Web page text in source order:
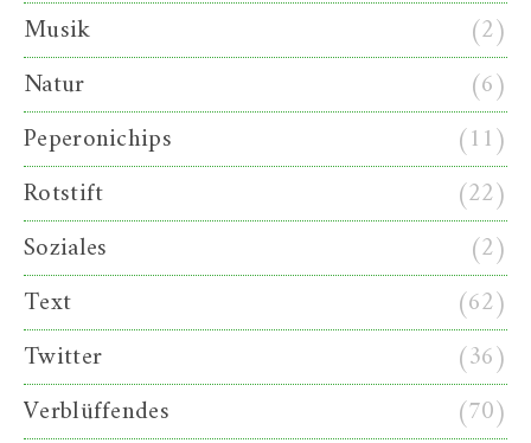
Musik
(2)
Natur
(6)
Peperonichips
(11)
Rotstift
(22)
Soziales
(2)
Text
(62)
Twitter
(36)
Verblüffendes
(70)